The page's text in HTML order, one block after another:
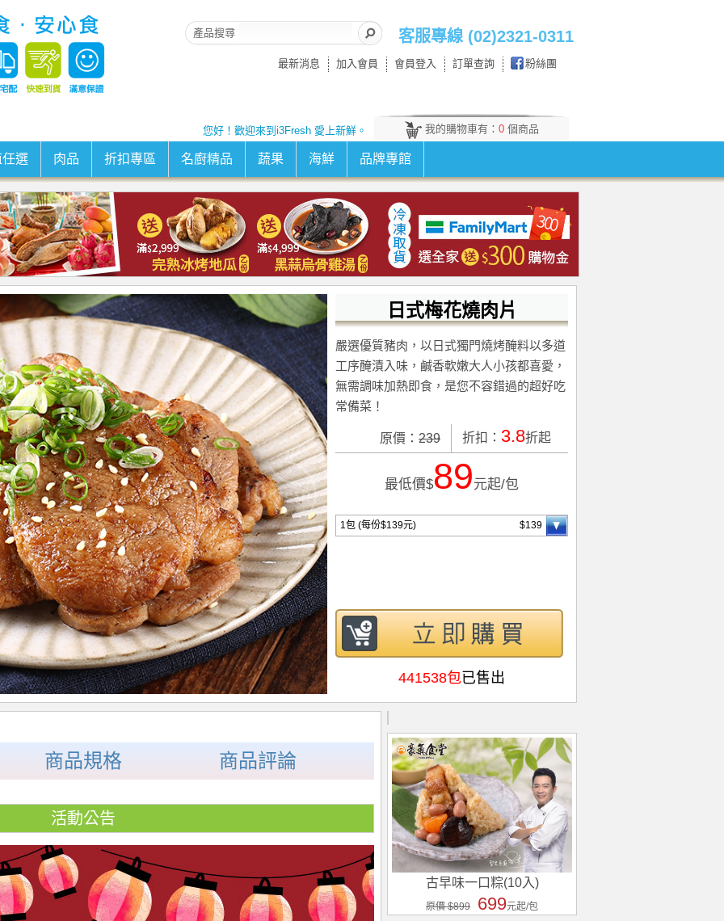
客服專線 (02)2321-0311
產品搜尋
最新消息 加入會員 會員登入 訂單查詢 粉絲團
您好！歡迎來到i3Fresh 愛上新鮮。 我的購物車有： 0 個商品
選 肉品 折扣專區 名廚精品 蔬果 海鮮 品牌專館
日式梅花燒肉片
嚴選優質豬肉，以日式獨門燒烤醃料以多道
工序醃漬入味，鹹香軟嫩大人小孩都喜愛，
無需調味加熱即食，是您不容錯過的超好吃
常備菜！
原價： 239 折扣： 3.8折起
最低價$89元起/包
1包 (每份$139元) $139
441538包已售出
商品規格 商品評論
活動公告
古早味一口粽(10入)
原價 $899 699元起/包